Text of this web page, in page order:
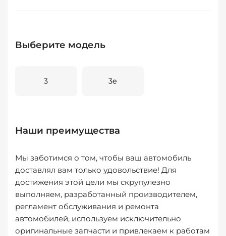
Выберите модель
3 3e
Наши преимущества
Мы заботимся о том, чтобы ваш автомобиль
доставлял вам только удовольствие! Для
достижения этой цели мы скрупулезно
выполняем, разработанный производителем,
регламент обслуживания и ремонта
автомобилей, используем исключительно
оригинальные запчасти и привлекаем к работам